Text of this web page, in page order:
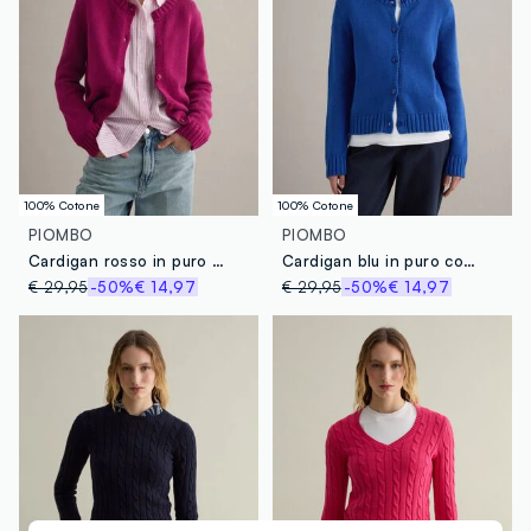
100% Cotone
PIOMBO
Cardigan rosso in puro cotone regular fit con bottoni
€ 29,95-50%€ 14,97
100% Cotone
PIOMBO
Cardigan blu in puro cotone regular fit con bottoni
€ 29,95 -50%€ 14,97